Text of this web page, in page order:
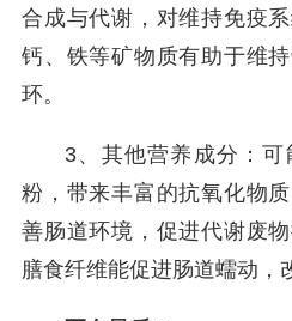
合成与代谢，对维持免疫
钙、铁等矿物质有助于维
环。
3、其他营养成分：
粉，带来丰富的抗氧化物
善肠道环境，促进代谢废
膳食纤维能促进肠道蠕动，